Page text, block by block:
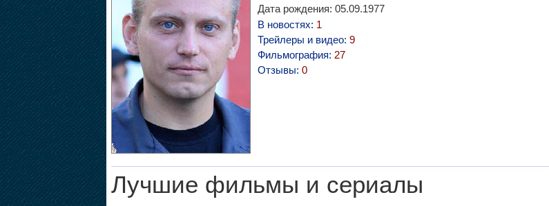
Дата рождения: 05.09.1977
В новостях: 1
Трейлеры и видео: 9
Фильмография: 27
Отзывы: 0
Лучшие фильмы и сериалы